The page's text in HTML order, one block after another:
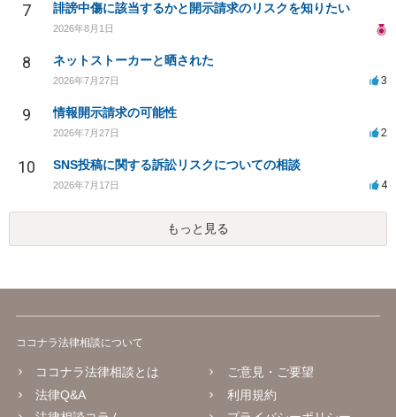
7 誹謗中傷に該当するかと開示請求のリスクを知りたい
2026年8月1日
8 ネットストーカーと晒された
2026年7月27日 3
9 情報開示請求の可能性
2026年7月27日 2
10 SNS投稿に関する訴訟リスクについての相談
2026年7月17日 4
もっと見る
ココナラ法律相談について
ココナラ法律相談とは
法律Q&A
ご意見・ご要望
利用規約